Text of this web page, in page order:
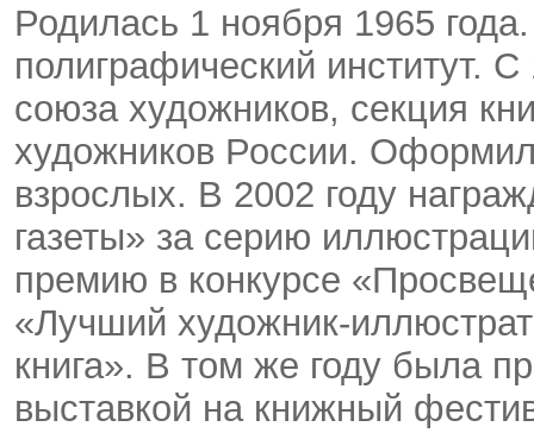
Родилась 1 ноября 1965
полиграфический институт.
союза художников, секция
художников России.
взрослых. В 2002 году
газеты» за серию
премию в конкурсе
«Лучший художник-
книга». В том же году была
выставкой на книжный